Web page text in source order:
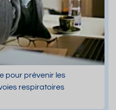
pour prévenir les
respiratoires